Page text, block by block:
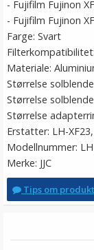
- Fujifilm Fujinon
- Fujifilm Fujinon
Farge: Svart
Materiale:
Størrelse
Størrelse
Størrelse
Erstatter: LH-
Modellnummer:
Merke: JJC
Tips om